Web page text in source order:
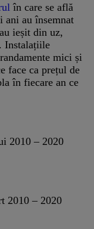
în care se află
ani au însemnat
ieșit din uz,
Instalațiile
mici și
face ca prețul de
în fiecare an ce
2010 – 2020
2010 – 2020